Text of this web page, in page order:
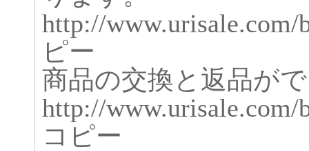
http://
ピー
商品の交換と返品が
http://
コピー